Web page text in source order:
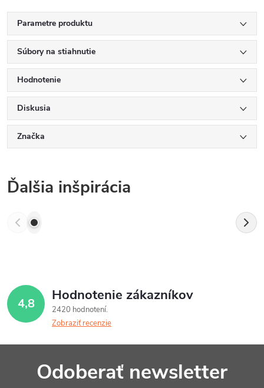
Parametre produktu
Súbory na stiahnutie
Hodnotenie
Diskusia
Značka
Ďalšia inšpirácia
4,8 Hodnotenie zákazníkov
2420 hodnotení
Zobraziť recenzie
Odoberať newsletter